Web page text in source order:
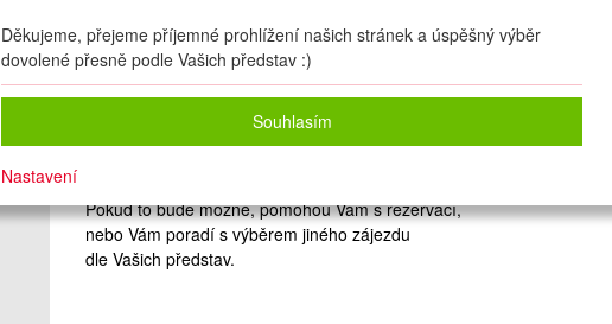
Děkujeme, přejeme příjemné prohlížení našich stránek a úspěšný výběr
dovolené přesně podle Vašich představ :)
Souhlasím
Nastavení
2 dospělí+0 dětí
Zvolený zájezd nelze on-line nacenit a
Pokud to bude možné, pomohou Vám s rezervací,
nebo Vám poradí s výběrem jiného zájezdu
dle Vašich představ.